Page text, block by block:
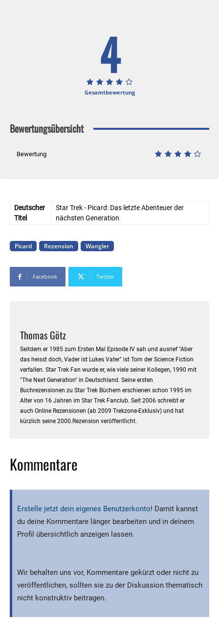
4
Gesamtbewertung
Bewertungsübersicht
Bewertung
Deutscher
Titel
Star Trek - Picard: Das letzte Abenteuer der
nächsten Generation
Picard Rezension Wangler
Facebook Twitter
Thomas Götz
Seitdem er 1985 zum Ersten Mal Episode IV sah und ausrief "Aber
das heisst doch, Vader ist Lukes Vater" ist Tom der Science Fiction
verfallen. Star Trek Fan wurde er, wie viele seiner Kollegen, 1990 mit
"The Next Generation" in Deutschland. Seine ersten
Buchrezensionen zu Star Trek Büchern erschienen schon 1995 im
Alter von 16 Jahren im Star Trek Fanclub. Seit 2006 schreibt er
auch Online Rezensionen (ab 2009 Trekzone-Exklusiv) und hat
kürzlich seine 2000.Rezension veröffentlicht.
Kommentare
Erstelle jetzt dein eigenes Benutzerkonto! Damit kannst
du deine Kommentare länger bearbeiten und in deinem
Profil übersichtlich anzeigen lassen.
Wir behalten uns vor, Kommentare gekürzt oder nicht zu
veröffentlichen, sollten sie zu der Diskussion thematisch
nicht konstruktiv beitragen.